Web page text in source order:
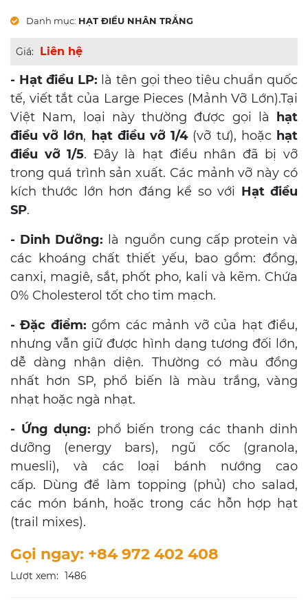
Danh mục: HẠT ĐIỀU NHÂN TRẮNG
Giá: Liên hệ
- Hạt điều LP: là tên gọi theo tiêu chuẩn quốc
tế, viết tắt của Large Pieces (Mảnh Vỡ Lớn).Tại
Việt Nam, loại này thường được gọi là
hạt
điều vỡ lớn, hạt điều vỡ 1/4(vỡ tư), hoặc hạt
điều vỡ 1/5. Đây là hạt điều nhân đã bị vỡ
trong quá trình sản xuất. Các mảnh vỡ này có
kích thước lớn hơn đáng kể so với Hạt điều
SP.
- Dinh Dưỡng:
là nguồn cung cấp protein và
các khoáng chất thiết yếu, bao gồm: đồng,
canxi, magiê, sắt, phốt pho, kali và kẽm. Chứa
0% Cholesterol tốt cho tim mạch.
- Đặc điểm: gồm các mảnh vỡ của hạt điều,
nhưng vẫn giữ được hình dạng tương đối lớn,
dễ dàng nhận diện. Thường có màu đồng
nhất hơn SP, phổ biến là màu trắng, vàng
nhạt hoặc ngà nhạt.
- Ứng dụng: phổ biến trong các thanh dinh
dưỡng (energy bars), ngũ cốc (granola,
muesli), và các loại bánh nướng cao
cấp. Dùng để làm topping (phủ) cho salad,
các món bánh, hoặc trong các hỗn hợp hạt
(trail mixes).
Gọi ngay: +84 972 402 408
Lượt xem: 1486